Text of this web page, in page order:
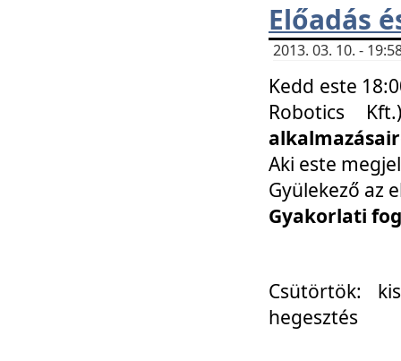
Előadás
2013. 03. 10. -
Kedd este
Robotics
Aki este
Gyülekező az
Gyakorlati
Csütörtök:
hegesztés